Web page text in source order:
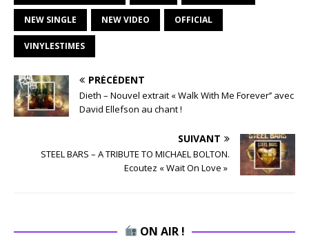
NEW SINGLE NEW VIDEO OFFICIAL
VINYLESTIMES
PRÉCÉDENT
Dieth – Nouvel extrait « Walk With Me Forever’’ avec
David Ellefson au chant !
SUIVANT
STEEL BARS – A TRIBUTE TO MICHAEL BOLTON.
Ecoutez « Wait On Love »
ON AIR !